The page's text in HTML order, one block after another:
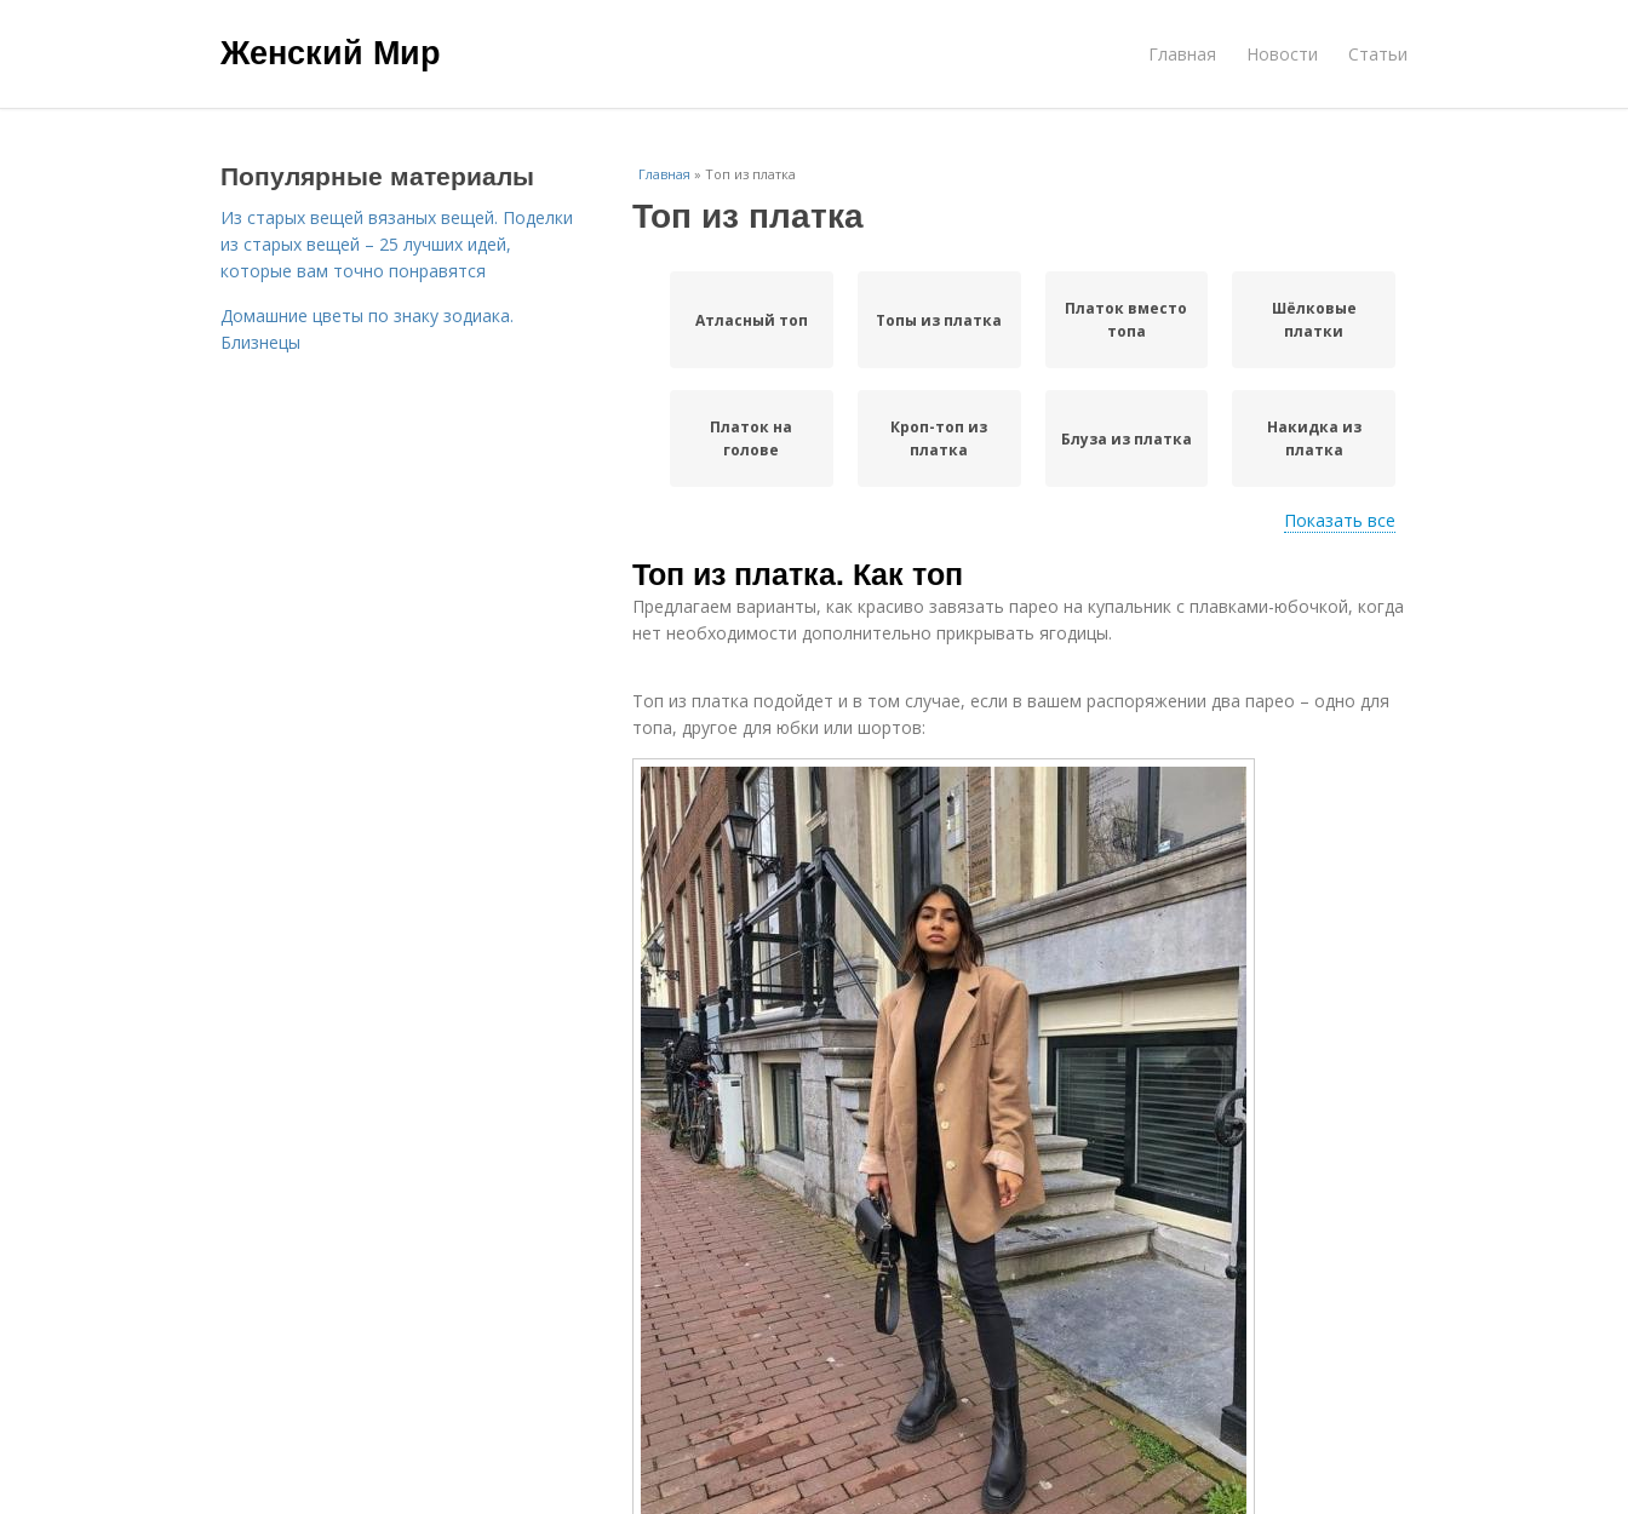
Женский Мир Главная Новости Статьи
Главная » Топ из платка
Топ из платка
Атласный топ Топы из платка
Платок вместо
топа
Шёлковые
платки
Платок на
голове
Кроп-топ из
платка
Блуза из платка
Накидка из
платка
Показать все
Топ из платка. Как топ
Предлагаем варианты, как красиво завязать парео на купальник с плавками-юбочкой, когда
нет необходимости дополнительно прикрывать ягодицы.
Топ из платка подойдет и в том случае, если в вашем распоряжении два парео – одно для
топа, другое для юбки или шортов:
Популярные материалы
Из старых вещей вязаных вещей. Поделки
из старых вещей – 25 лучших идей,
которые вам точно понравятся
Домашние цветы по знаку зодиака.
Близнецы